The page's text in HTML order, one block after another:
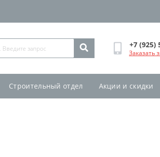
+7 (925)
Заказать
Строительный отдел Акции и скидки